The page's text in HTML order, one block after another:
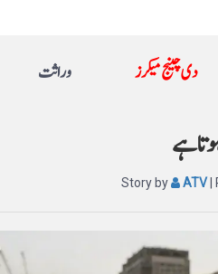
وراثت دی چینج میکرز
ہے
Story by ATV